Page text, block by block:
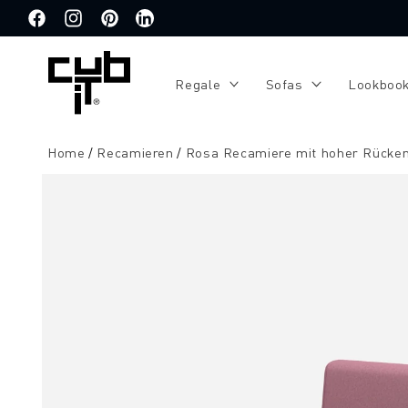
zum
Inhalt
FacebookInstagramPinterestTranslation
Regale Sofas Lookbook
Home Recamieren Rosa Recamiere mit hoher